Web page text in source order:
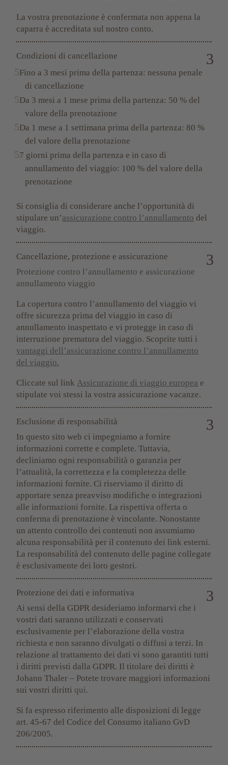
La vostra prenotazione è confermata non appena la
caparra è accreditata sul nostro conto.
Condizioni di cancellazione
Fino a 3 mesi prima della partenza: nessuna penale
di cancellazione
Da 3 mesi a 1 mese prima della partenza: 50 % del
valore della prenotazione
Da 1 mese a 1 settimana prima della partenza: 80 %
del valore della prenotazione
7 giorni prima della partenza e in caso di
annullamento del viaggio: 100 % del valore della
prenotazione
Si consiglia di considerare anche l’opportunità di
stipulare un’assicurazione contro l’annullamento del
viaggio.
Cancellazione, protezione e assicurazione
Protezione contro l’annullamento e assicurazione
annullamento viaggio
La copertura contro l’annullamento del viaggio vi
offre sicurezza prima del viaggio in caso di
annullamento inaspettato e vi protegge in caso di
interruzione prematura del viaggio. Scoprite tutti i
vantaggi dell’assicurazione contro l’annullamento
del viaggio.
Cliccate sul link Assicurazione di viaggio europea e
stipulate voi stessi la vostra assicurazione vacanze.
Esclusione di responsabilità
In questo sito web ci impegniamo a fornire
informazioni corrette e complete. Tuttavia,
decliniamo ogni responsabilità o garanzia per
l’attualità, la correttezza e la completezza delle
informazioni fornite. Ci riserviamo il diritto di
apportare senza preavviso modifiche o integrazioni
alle informazioni fornite. La rispettiva offerta o
conferma di prenotazione è vincolante. Nonostante
un attento controllo dei contenuti non assumiamo
alcuna responsabilità per il contenuto dei link esterni.
La responsabilità del contenuto delle pagine collegate
è esclusivamente dei loro gestori.
Protezione dei dati e informativa
Ai sensi della GDPR desideriamo informarvi che i
vostri dati saranno utilizzati e conservati
esclusivamente per l’elaborazione della vostra
richiesta e non saranno divulgati o diffusi a terzi. In
relazione al trattamento dei dati vi sono garantiti tutti
i diritti previsti dalla GDPR. Il titolare dei diritti è
Johann Thaler – Potete trovare maggiori informazioni
sui vostri diritti qui.
Si fa espresso riferimento alle disposizioni di legge
art. 45-67 del Codice del Consumo italiano GvD
206/2005.